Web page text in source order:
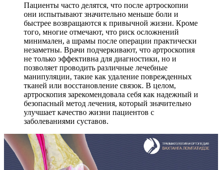
Пациенты часто делятся, что после артроскопии
они испытывают значительно меньше боли и
быстрее возвращаются к привычной жизни. Кроме
того, многие отмечают, что риск осложнений
минимален, а шрамы после операции практически
незаметны. Врачи подчеркивают, что артроскопия
не только эффективна для диагностики, но и
позволяет проводить различные лечебные
манипуляции, такие как удаление поврежденных
тканей или восстановление связок. В целом,
артроскопия зарекомендовала себя как надежный и
безопасный метод лечения, который значительно
улучшает качество жизни пациентов с
заболеваниями суставов.